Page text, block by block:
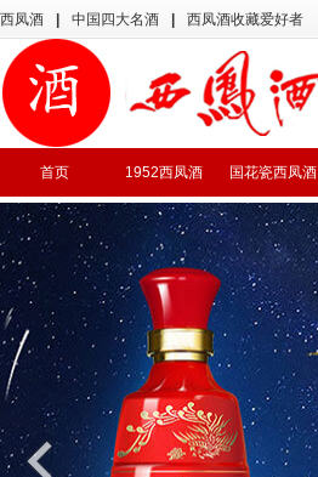
西凤酒 中国四大名酒 西凤酒收藏爱好者
首页 1952西凤酒 国花瓷西凤酒